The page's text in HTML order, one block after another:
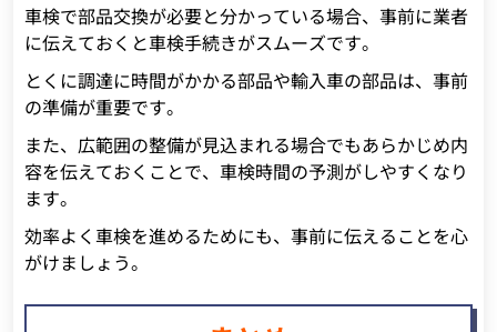
車検で部品交換が必要と分かっている場合、事前に業者
に伝えておくと車検手続きがスムーズです。
とくに調達に時間がかかる部品や輸入車の部品は、事前
の準備が重要です。
また、広範囲の整備が見込まれる場合でもあらかじめ内
容を伝えておくことで、車検時間の予測がしやすくなり
ます。
効率よく車検を進めるためにも、事前に伝えることを心
がけましょう。